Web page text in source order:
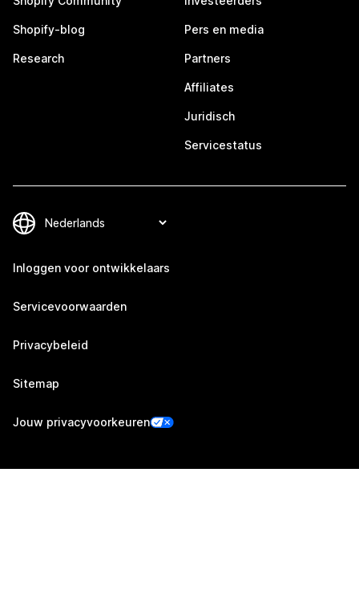
Shopify-blog
Research
Pers en media
Partners
Affiliates
Juridisch
Servicestatus
Inloggen voor ontwikkelaars
Servicevoorwaarden
Privacybeleid
Sitemap
Jouw privacyvoorkeuren